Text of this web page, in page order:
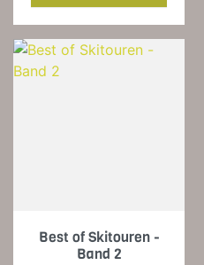
Best of Skitouren -
Band 2